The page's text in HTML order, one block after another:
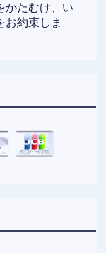
かたむけ、い
お約束しま